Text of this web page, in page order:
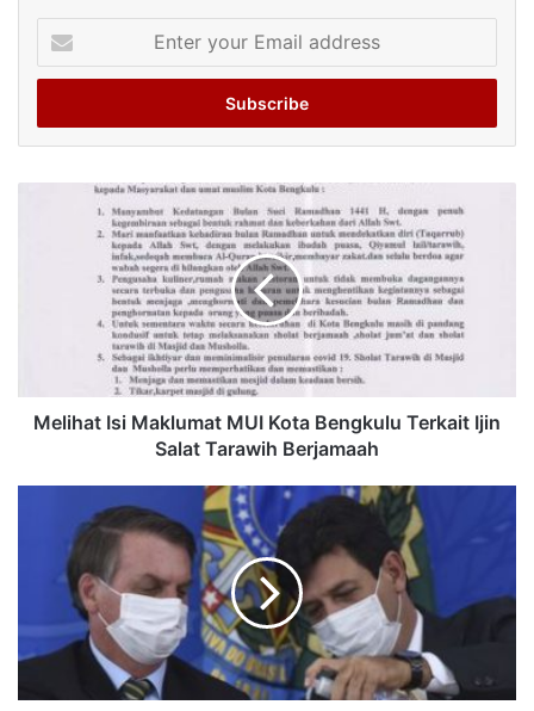
your
Email
Melihat Isi Maklumat MUI Kota Bengkulu Terkait Ijin
Salat Tarawih Berjamaah